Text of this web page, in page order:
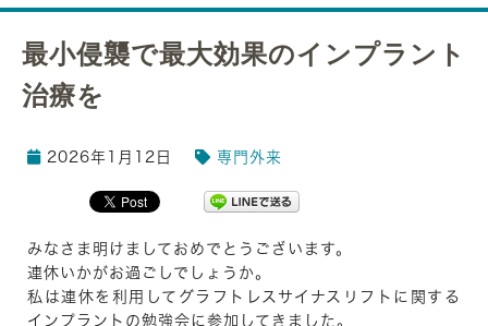
最小侵襲で最大効果のインプラント
治療を
2026年1月12日 専門外来
みなさま明けましておめでとうございます。
連休いかがお過ごしでしょうか。
私は連休を利用してグラフトレスサイナスリフトに関する
インプラントの勉強会に参加してきました。